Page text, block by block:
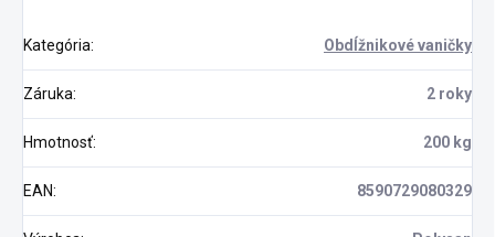
Kategória: Obdĺžnikové vaničky
Záruka: 2 roky
Hmotnosť: 200 kg
EAN: 8590729080329